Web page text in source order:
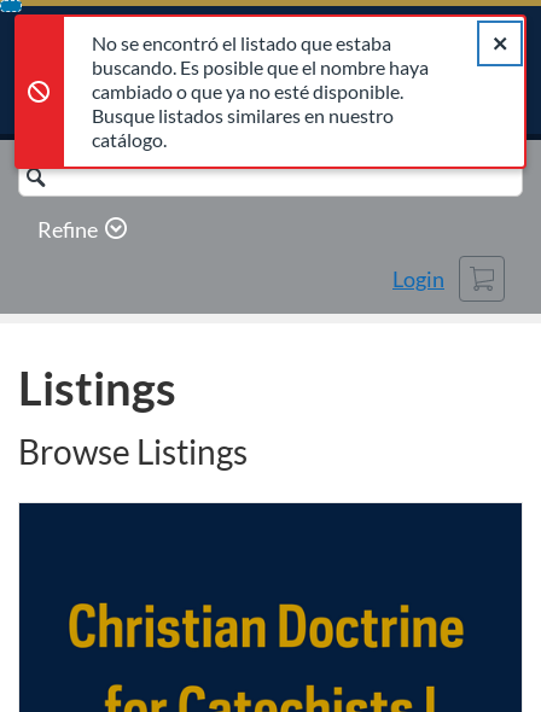
Error,
No se encontró el listado que estaba
buscando. Es posible que el nombre haya
cambiado o que ya no esté disponible.
Busque listados similares en nuestro
catálogo.
Close
Error,No se encontró el listado que estaba buscando. Es posible
Skip
Search
Catalog
Refine
Login
Cart
Listings
Browse Listings